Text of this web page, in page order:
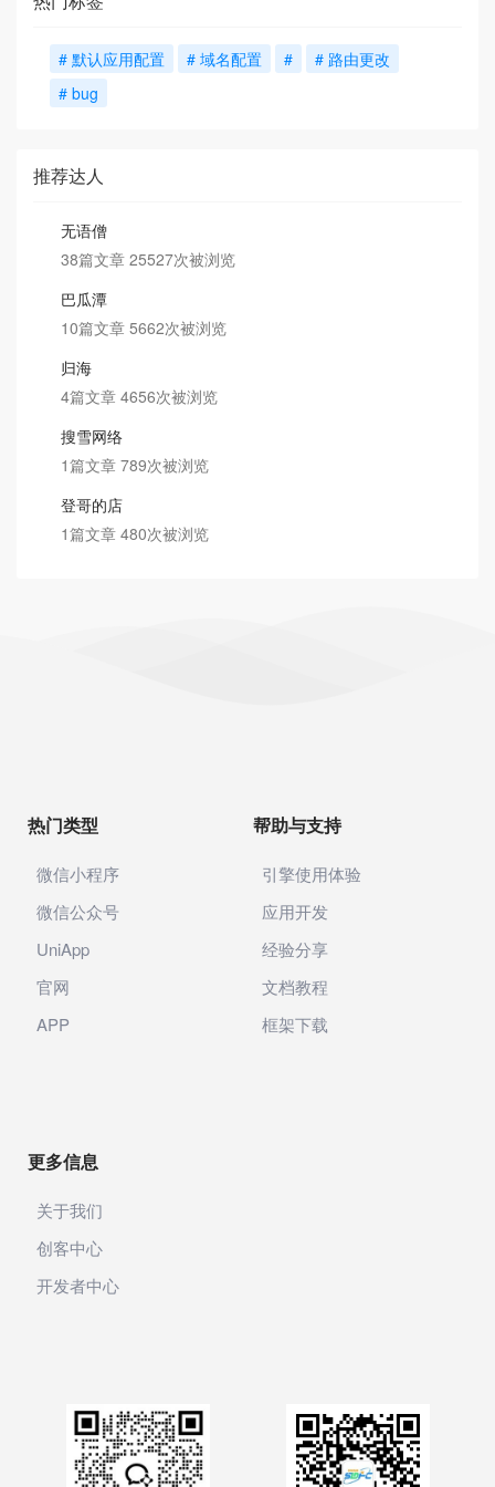
# 默认应用配置 # 域名配置 #
# 路由更改
# bug
推荐达人
无语僧
38篇文章 25527次被浏览
巴瓜潭
10篇文章 5662次被浏览
归海
4篇文章 4656次被浏览
搜雪网络
1篇文章 789次被浏览
登哥的店
1篇文章 480次被浏览
热门类型
微信小程序
微信公众号
UniApp
官网
APP
帮助与支持
引擎使用体验
应用开发
经验分享
文档教程
框架下载
更多信息
关于我们
创客中心
开发者中心